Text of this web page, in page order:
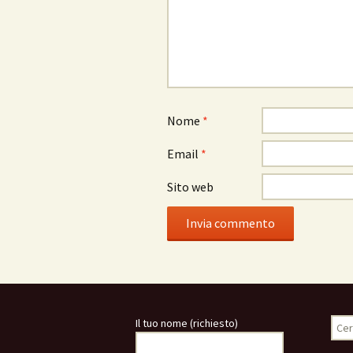
Nome *
Email *
Sito web
Il tuo nome (richiesto)
per: